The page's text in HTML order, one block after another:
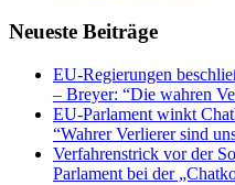
Neueste Beiträge
EU-Regierungen
– Breyer: “Die wahren
EU-Parlament winkt
“Wahrer Verlierer sind
Verfahrenstrick vor der
Parlament bei der